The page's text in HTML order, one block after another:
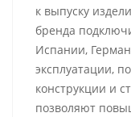
к выпуску
бренда
Испании,
эксплуатации,
конструкции и
позволяют